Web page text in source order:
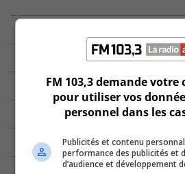
FM 103,3 demande
pour utiliser vos
personnel dans les
Publicités et contenu
performance des publicités et
d’audience et développement